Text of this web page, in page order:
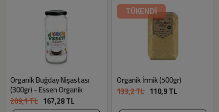
Organik Buğday Nişastası
(300gr) - Essen Organik
209,1 TL 167,28 TL
TÜKENDİ
Organik İrmik (500gr)
133,2 TL 110,9 TL